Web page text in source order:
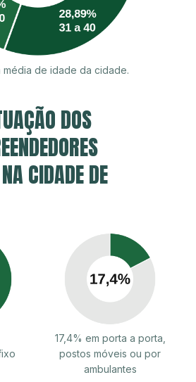
média de idade da cidade.
DOS
CIDADE DE
17,4% em porta a porta,
postos móveis ou por
ambulantes